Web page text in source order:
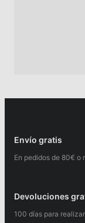
Envío gratis
En pedidos de 80€ o
Devoluciones
100 días para